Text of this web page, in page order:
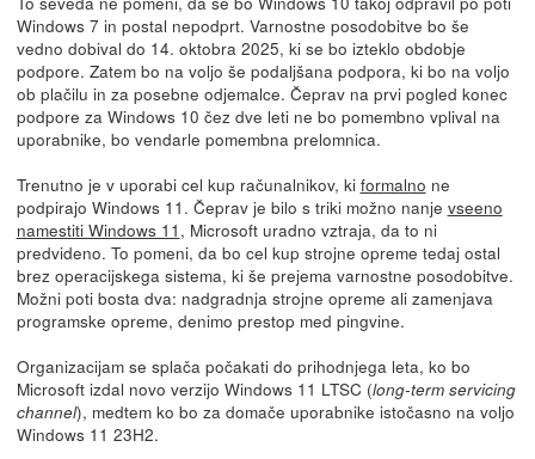
Windows 7 in postal nepodprt. Varnostne posodobitve bo še
vedno dobival do 14. oktobra 2025, ki se bo izteklo obdobje
podpore. Zatem bo na voljo še podaljšana podpora, ki bo na voljo
ob plačilu in za posebne odjemalce. Čeprav na prvi pogled konec
podpore za Windows 10 čez dve leti ne bo pomembno vplival na
uporabnike, bo vendarle pomembna prelomnica.
Trenutno je v uporabi cel kup računalnikov, ki formalno ne
podpirajo Windows 11. Čeprav je bilo s triki možno nanje vseeno
namestiti Windows 11 , Microsoft uradno vztraja, da to ni
predvideno. To pomeni, da bo cel kup strojne opreme tedaj ostal
brez operacijskega sistema, ki še prejema varnostne posodobitve.
Možni poti bosta dva: nadgradnja strojne opreme ali zamenjava
programske opreme, denimo prestop med pingvine.
Organizacijam se splača počakati do prihodnjega leta, ko bo
Microsoft izdal novo verzijo Windows 11 LTSC (long-term servicing
channel), medtem ko bo za domače uporabnike istočasno na voljo
Windows 11 23H2.